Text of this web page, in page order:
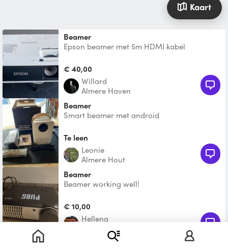
Kaart
Beamer
Epson beamer met 5m HDMI kabel
€ 40,00
Willard
Almere Haven
Beamer
Smart beamer met android
Te leen
Leonie
Almere Hout
Beamer
Beamer working well!
€ 10,00
Hellena
Almere Stad
Toon nog 1 vergelijkbaar product